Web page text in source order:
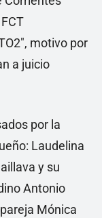
motivo por
a juicio
por la
Laudelina
y su
Antonio
Mónica